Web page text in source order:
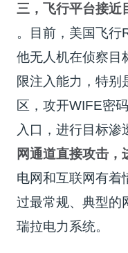
三，飞行平台接近
。目前，美国飞行
他无人机在侦察目
限注入能力，特别
区，攻开WIFE密
入口，进行目标渗
网通道直接攻击，
电网和互联网有着
过最常规、典型的
瑞拉电力系统。